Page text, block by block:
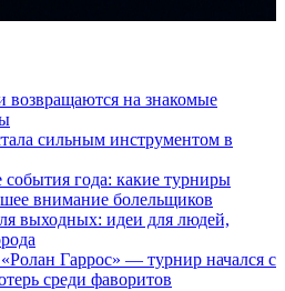
возвращаются на знакомые
сильным инструментом в
года: какие турниры
внимание болельщиков
выходных: идеи для людей,
Гаррос» — турнир начался с
среди фаворитов